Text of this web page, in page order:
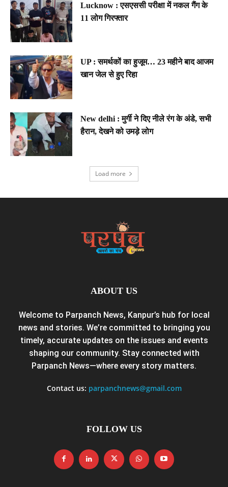
Lucknow : एसएससी परीक्षा में नकल गैंग के
11 लोग गिरफ्तार
UP : समर्थकों का हुजूम… 23 महीने बाद आजम
खान जेल से हुए रिहा
New delhi : मुर्गी ने दिए नीले रंग के अंडे, सभी
हैरान, देखने को उमड़े लोग
Load more
ABOUT US
Welcome to Parpanch News, Kanpur’s hub for local
news and stories. We’re committed to bringing you
timely, accurate updates on the issues and events
shaping our community. Stay connected with
Parpanch News—where every story matters.
Contact us: parpanchnews@gmail.com
FOLLOW US